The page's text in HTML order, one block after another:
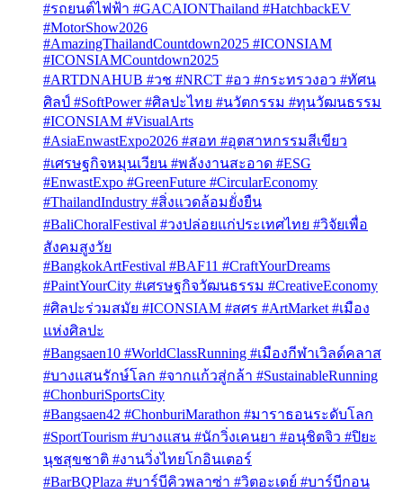
#รถยนต์ไฟฟ้า #GACAIONThailand #HatchbackEV
#MotorShow2026
#AmazingThailandCountdown2025 #ICONSIAM
#ICONSIAMCountdown2025
#ARTDNAHUB #วช #NRCT #อว #กระทรวงอว #ทัศน
ศิลป์ #SoftPower #ศิลปะไทย #นวัตกรรม #ทุนวัฒนธรรม
#ICONSIAM #VisualArts
#AsiaEnwastExpo2026 #สอท #อุตสาหกรรมสีเขียว
#เศรษฐกิจหมุนเวียน #พลังงานสะอาด #ESG
#EnwastExpo #GreenFuture #CircularEconomy
#ThailandIndustry #สิ่งแวดล้อมยั่งยืน
#BaliChoralFestival #วงปล่อยแก่ประเทศไทย #วิจัยเพื่อ
สังคมสูงวัย
#BangkokArtFestival #BAF11 #CraftYourDreams
#PaintYourCity #เศรษฐกิจวัฒนธรรม #CreativeEconomy
#ศิลปะร่วมสมัย #ICONSIAM #สศร #ArtMarket #เมือง
แห่งศิลปะ
#Bangsaen10 #WorldClassRunning #เมืองกีฬาเวิลด์คลาส
#บางแสนรักษ์โลก #จากแก้วสู่กล้า #SustainableRunning
#ChonburiSportsCity
#Bangsaen42 #ChonburiMarathon #มาราธอนระดับโลก
#SportTourism #บางแสน #นักวิ่งเคนยา #อนุชิตจิว #ปิยะ
นุชสุขชาติ #งานวิ่งไทยโกอินเตอร์
#BarBQPlaza #บาร์บีคิวพลาซ่า #วิตอะเดย์ #บาร์บีกอน